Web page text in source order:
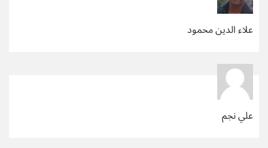
علاء الدين محمود
علي نجم